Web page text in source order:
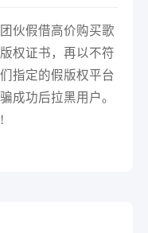
伙假借高价购买歌
权证书，再以不符
指定的假版权平台
成功后拉黑用户。